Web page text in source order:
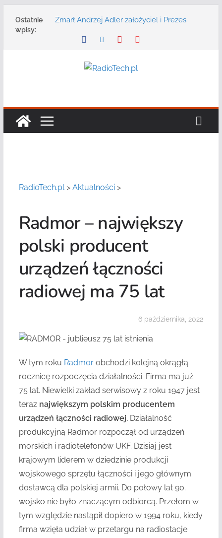
Ostatnie
wpisy:
Zmarł Andrzej Adler założyciel i Prezes
Radmor – największy polski producent
DGT wraz z partnerami zaprasza na
konferencję: „Bezpieczeństwo,
bezpieczeństwa publicznego usługę
RadioTech.pl> Aktualności>
Radmor – największy
polski producent
urządzeń łączności
radiowej ma 75 lat
6 października, 2022
W tym roku Radmor obchodzi kolejną okrągłą
rocznicę rozpoczęcia działalności. Firma ma już
75 lat. Niewielki zakład serwisowy z roku 1947 jest
teraz największym polskim producentem
urządzeń łączności radiowej.Działalność
produkcyjną Radmor rozpoczął od urządzeń
morskich i radiotelefonów UKF. Dzisiaj jest
krajowym liderem w dziedzinie produkcji
wojskowego sprzętu łączności i jego głównym
dostawcą dla polskiej armii. Do połowy lat 90.
wojsko nie było znaczącym odbiorcą. Przełom w
tym względzie nastąpił dopiero w 1994 roku, kiedy
firma wzięła udział w przetargu na radiostacje